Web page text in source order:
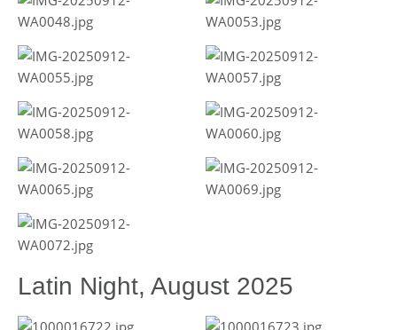
Latin Night, August 2025